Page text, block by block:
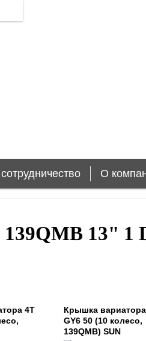
О
139QMB 13" 1
4T
Крышка
GY6 50 (10 колесо,
139QMB) SUN